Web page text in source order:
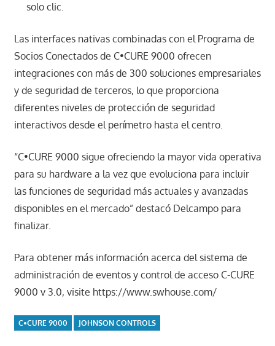
solo clic.
Las interfaces nativas combinadas con el Programa de
Socios Conectados de C•CURE 9000 ofrecen
integraciones con más de 300 soluciones empresariales
y de seguridad de terceros, lo que proporciona
diferentes niveles de protección de seguridad
interactivos desde el perímetro hasta el centro.
“C•CURE 9000 sigue ofreciendo la mayor vida operativa
para su hardware a la vez que evoluciona para incluir
las funciones de seguridad más actuales y avanzadas
disponibles en el mercado” destacó Delcampo para
finalizar.
Para obtener más información acerca del sistema de
administración de eventos y control de acceso C-CURE
9000 v 3.0, visite https://www.swhouse.com/
C•CURE 9000 JOHNSON CONTROLS